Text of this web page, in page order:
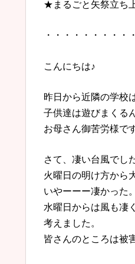
★まるごと矢祭立ち
・・・・・・・・・
こんにちは♪
昨日から近隣の学校
子供達は遊びまくる
お母さん御苦労様で
さて、凄い台風でし
火曜日の明け方から
いやーーー凄かった。
水曜日からは風も凄
考えました。
皆さんのところは被